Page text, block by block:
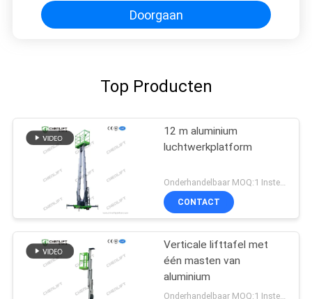
Doorgaan
Top Producten
12 m aluminium
luchtwerkplatform
Onderhandelbaar MOQ:1 Instellen
CONTACT
Verticale lifttafel met
één masten van
aluminium